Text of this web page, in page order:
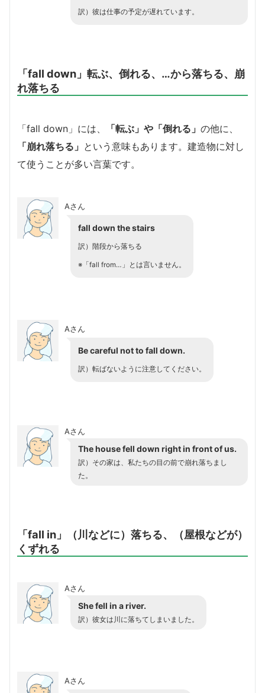
訳）彼は仕事の予定が遅れています。
「fall down」転ぶ、倒れる、…から落ちる、崩
れ落ちる
「fall down」には、 「転ぶ」や「倒れる」 の他に、
「崩れ落ちる」 という意味もあります。建造物に対し
て使うことが多い言葉です。
Aさん
fall down the stairs
訳）階段から落ちる
※「fall from…」とは言いません。
Aさん
Be careful not to fall down.
訳）転ばないように注意してください。
Aさん
The house fell down right in front of us.
訳）その家は、私たちの目の前で崩れ落ちまし
た。
「fall in」（川などに）落ちる、（屋根などが）
くずれる
Aさん
She fell in a river.
訳）彼女は川に落ちてしまいました。
Aさん